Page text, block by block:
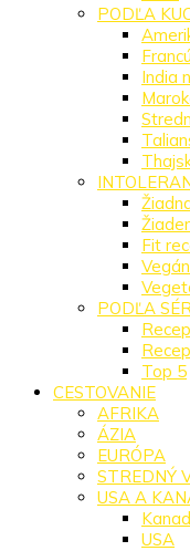
PODĽA
India
Fit
PODĽA
Top 5
CESTOVANIE
AFRIKA
ÁZIA
EURÓPA
STREDNÝ
USA A
USA